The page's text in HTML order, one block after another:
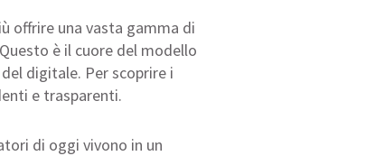
offrire una vasta gamma di
è il cuore del modello
digitale. Per scoprire i
e trasparenti.
di oggi vivono in un